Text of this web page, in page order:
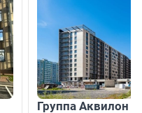
Группа Аквилон